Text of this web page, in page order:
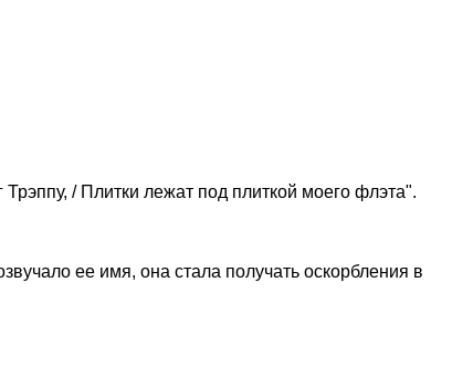
/ Плитки лежат под плиткой моего флэта".
ее имя, она стала получать оскорбления в